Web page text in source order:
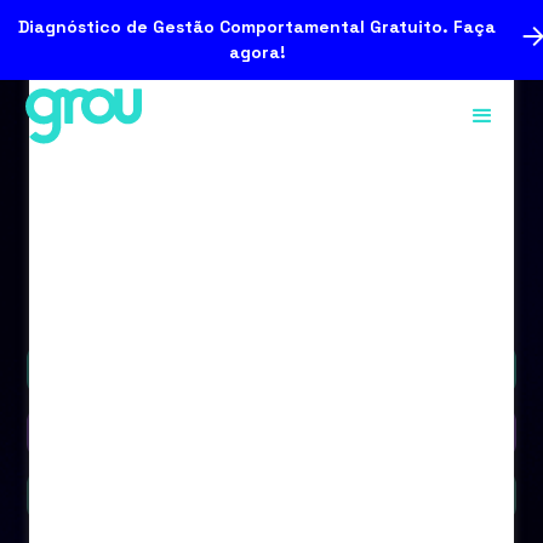
Diagnóstico de Gestão Comportamental Gratuito. Faça
agora!